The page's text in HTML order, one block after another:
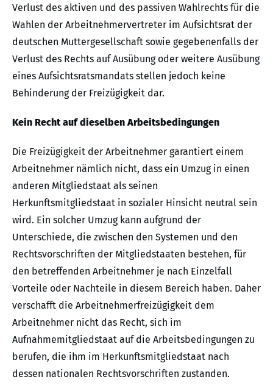
Verlust des aktiven und des passiven Wahlrechts für die
Wahlen der Arbeitnehmervertreter im Aufsichtsrat der
deutschen Muttergesellschaft sowie gegebenenfalls der
Verlust des Rechts auf Ausübung oder weitere Ausübung
eines Aufsichtsratsmandats stellen jedoch keine
Behinderung der Freizügigkeit dar.
Kein Recht auf dieselben Arbeitsbedingungen
Die Freizügigkeit der Arbeitnehmer garantiert einem
Arbeitnehmer nämlich nicht, dass ein Umzug in einen
anderen Mitgliedstaat als seinen
Herkunftsmitgliedstaat in sozialer Hinsicht neutral sein
wird. Ein solcher Umzug kann aufgrund der
Unterschiede, die zwischen den Systemen und den
Rechtsvorschriften der Mitgliedstaaten bestehen, für
den betreffenden Arbeitnehmer je nach Einzelfall
Vorteile oder Nachteile in diesem Bereich haben. Daher
verschafft die Arbeitnehmerfreizügigkeit dem
Arbeitnehmer nicht das Recht, sich im
Aufnahmemitgliedstaat auf die Arbeitsbedingungen zu
berufen, die ihm im Herkunftsmitgliedstaat nach
dessen nationalen Rechtsvorschriften zustanden.